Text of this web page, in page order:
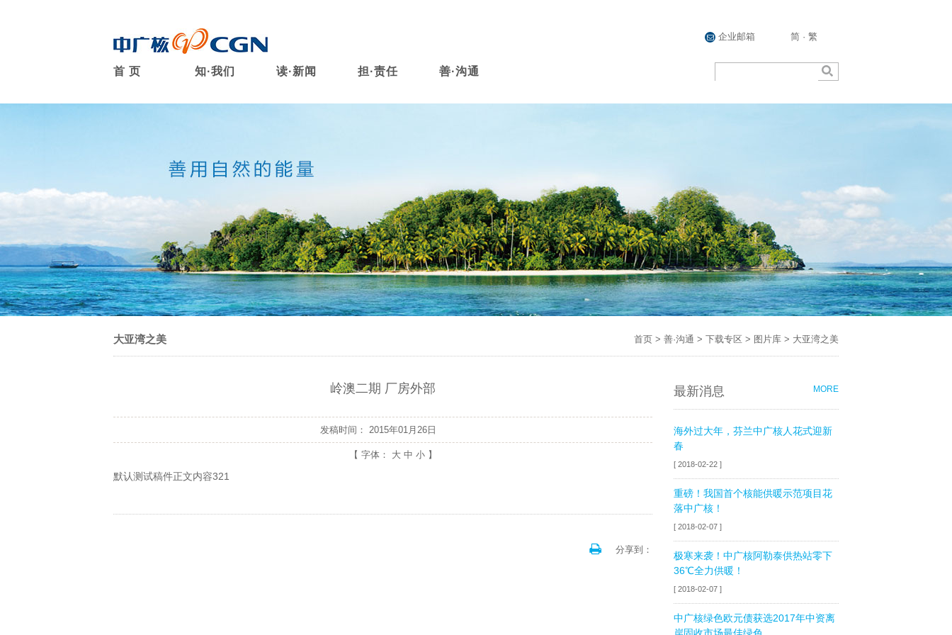
简 · 繁
企业邮箱
首 页 知·我们 读·新闻 担·责任 善·沟通
首页 > 善·沟通 > 下载专区 > 图片库 > 大亚湾之美
大亚湾之美
岭澳二期 厂房外部
发稿时间：2015年01月26日
【 字体： 大 中 小 】
默认测试稿件正文内容321
分享到：
MORE
最新消息
海外过大年，芬兰中广核人花式迎新
春
[ 2018-02-22 ]
重磅！我国首个核能供暖示范项目花
落中广核！
[ 2018-02-07 ]
极寒来袭！中广核阿勒泰供热站零下
36℃全力供暖！
[ 2018-02-07 ]
中广核绿色欧元债获选2017年中资离